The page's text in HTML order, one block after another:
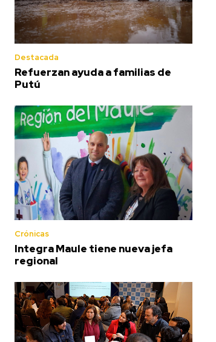
Destacada
Refuerzan ayuda a familias de
Putú
Crónicas
Integra Maule tiene nueva jefa
regional